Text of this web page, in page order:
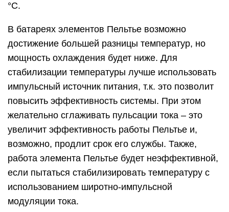
°C.
В батареях элементов Пельтье возможно
достижение большей разницы температур, но
мощность охлаждения будет ниже. Для
стабилизации температуры лучше использовать
импульсный источник питания, т.к. это позволит
повысить эффективность системы. При этом
желательно сглаживать пульсации тока – это
увеличит эффективность работы Пельтье и,
возможно, продлит срок его службы. Также,
работа элемента Пельтье будет неэффективной,
если пытаться стабилизировать температуру с
использованием широтно-импульсной
модуляции тока.